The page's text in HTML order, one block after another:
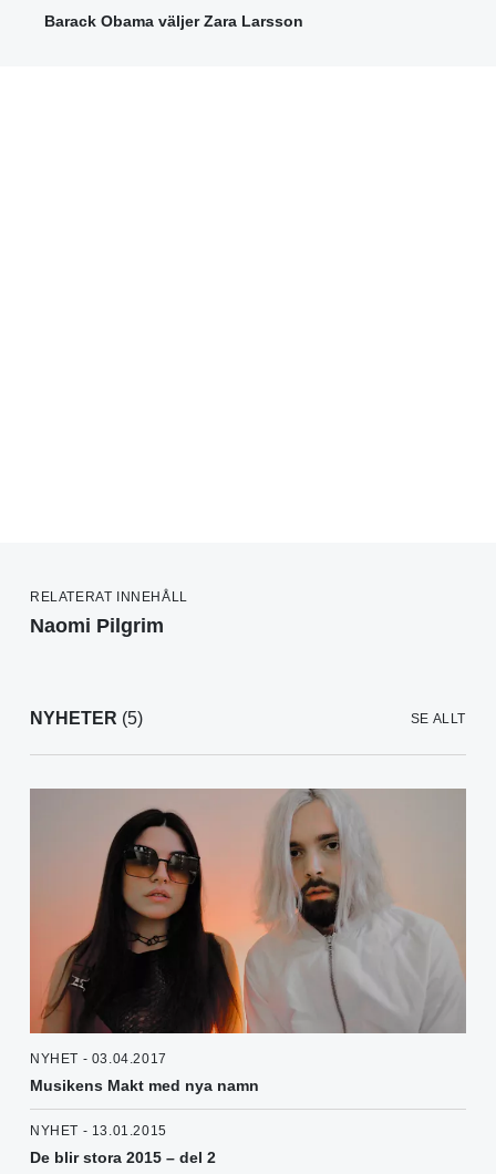
Barack Obama väljer Zara Larsson
RELATERAT INNEHÅLL
Naomi Pilgrim
NYHETER (5) SE ALLT
NYHET - 03.04.2017
Musikens Makt med nya namn
NYHET - 13.01.2015
De blir stora 2015 – del 2